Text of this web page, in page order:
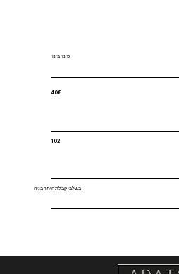
פינוי בינוי
102
408
בשלבי קבלת היתר בניה